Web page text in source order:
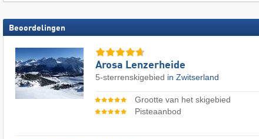
Beoordelingen
Arosa Lenzerheide
5-sterrenskigebied in Zwitserland
Grootte van het skigebied
Pisteaanbod